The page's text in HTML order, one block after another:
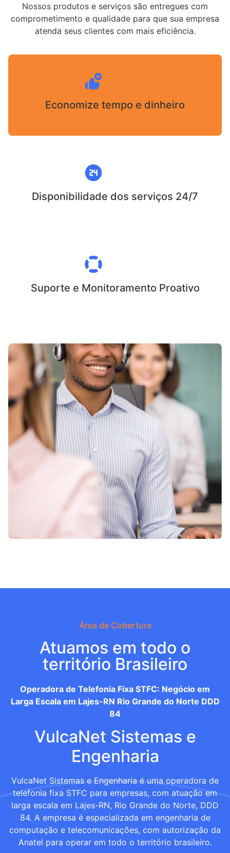
Nossos produtos e serviços são entregues com
comprometimento e qualidade para que sua empresa
atenda seus clientes com mais eficiência.
Economize tempo e dinheiro
Disponibilidade dos serviços 24/7
Suporte e Monitoramento Proativo
Área de Cobertura
Atuamos em todo o
território Brasileiro
Operadora de Telefonia Fixa STFC: Negócio em
Larga Escala em Lajes-RN Rio Grande do Norte DDD
84
VulcaNet Sistemas e
Engenharia
VulcaNet Sistemas e Engenharia é uma operadora de
telefonia fixa STFC para empresas, com atuação em
larga escala em Lajes-RN, Rio Grande do Norte, DDD
84. A empresa é especializada em engenharia de
computação e telecomunicações, com autorização da
Anatel para operar em todo o território brasileiro.